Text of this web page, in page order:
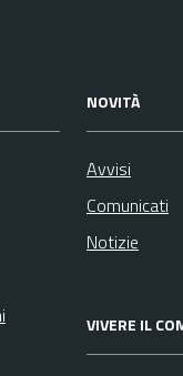
NOVITÀ
Avvisi
Comunicati
Notizie
VIVERE IL